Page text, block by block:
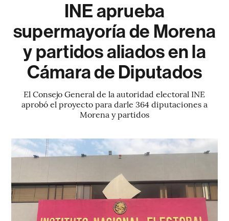
INE aprueba
supermayoría de Morena
y partidos aliados en la
Cámara de Diputados
El Consejo General de la autoridad electoral INE
aprobó el proyecto para darle 364 diputaciones a
Morena y partidos